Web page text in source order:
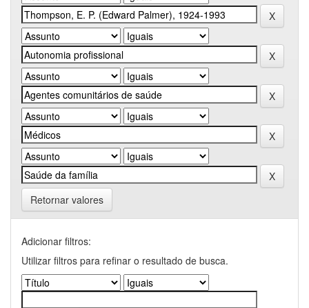
Retornar valores
Adicionar filtros:
Utilizar filtros para refinar o resultado de busca.